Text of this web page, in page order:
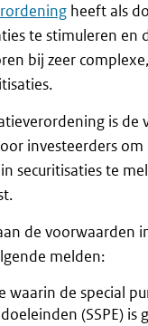
heeft als
te stimuleren en
bij zeer
is de
investeerders om
securitisaties te
de voorwaarden
melden:
waarin de special
(SSPE) is